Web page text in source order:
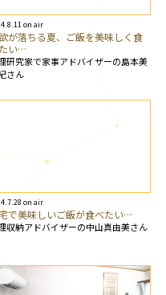
on air
が落ちる夏、ご飯を美味しく食
い…
研究家で家事アドバイザーの島本美
さん
on air
で美味しいご飯が食べたい…
収納アドバイザーの中山真由美さん